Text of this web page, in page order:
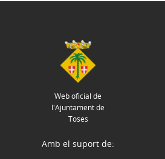
Web oficial de
l'Ajuntament de
Toses
Amb el suport de: